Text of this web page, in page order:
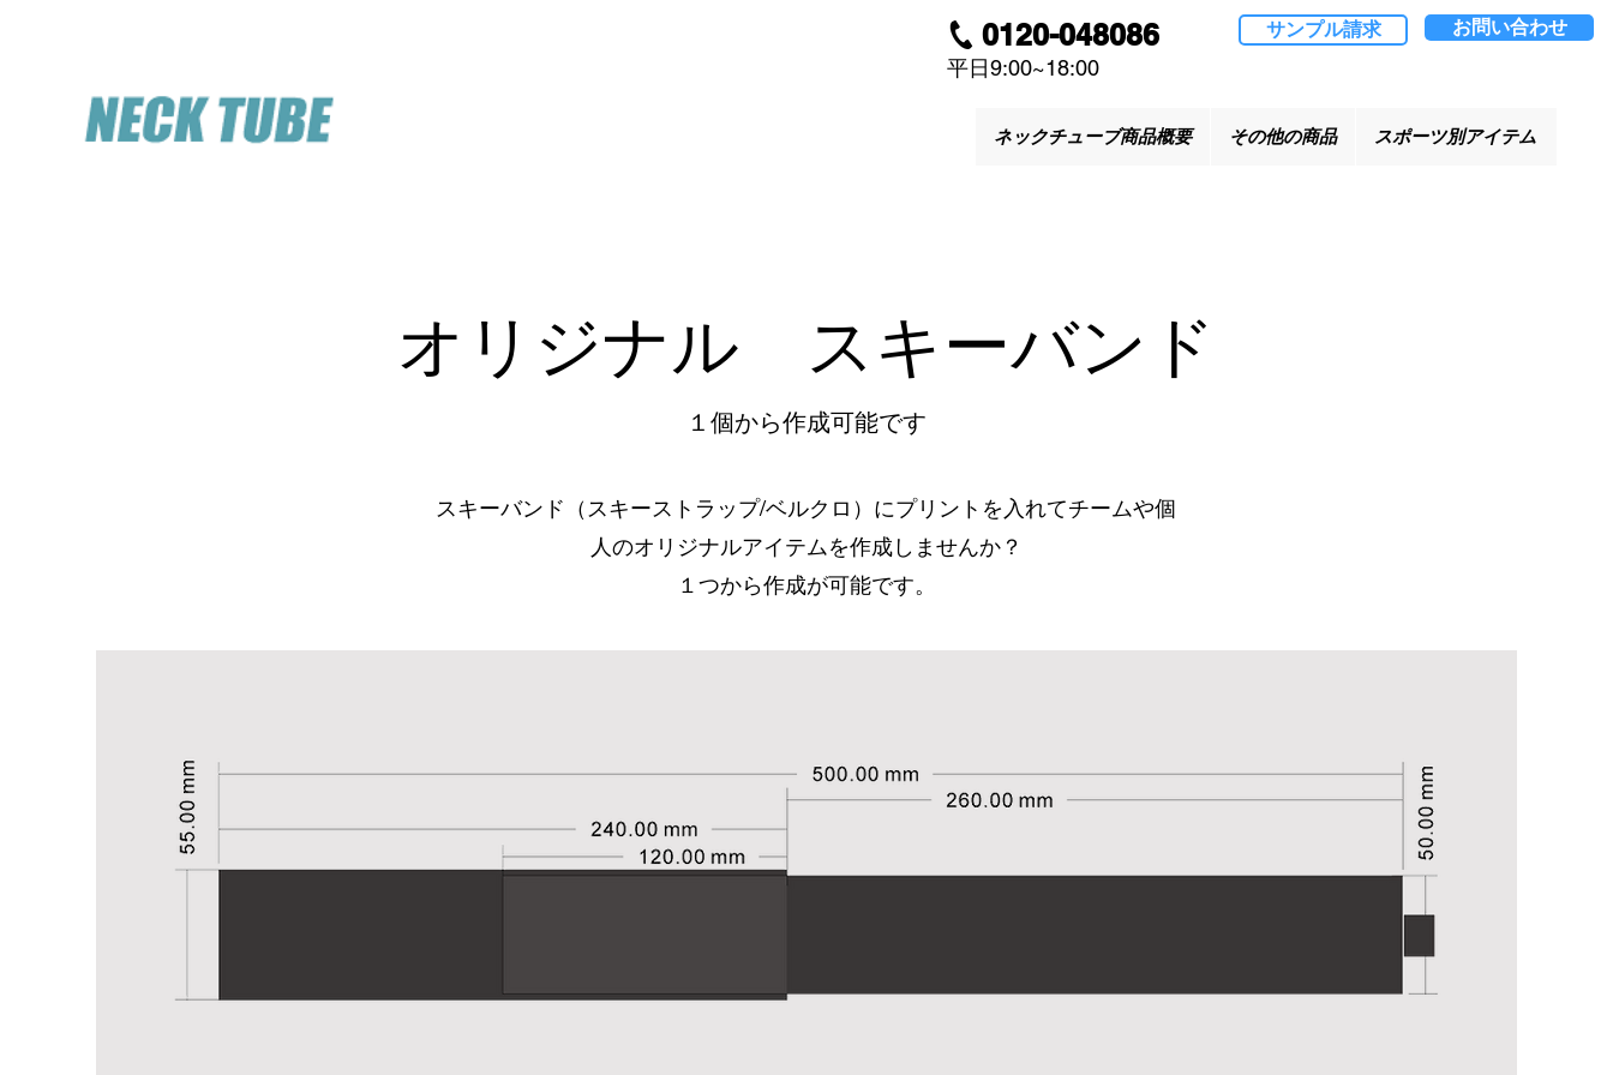
0120-048086
平日9:00~18:00
サンプル請求 お問い合わせ
ネックチューブ商品概要 その他の商品 スポーツ別アイテム
​オリジナル スキーバンド
​１個から作成可能です
スキーバンド（スキーストラップ/ベルクロ）にプリントを入れてチームや個
人のオリジナルアイテムを作成しませんか？
​１つから作成が可能です。